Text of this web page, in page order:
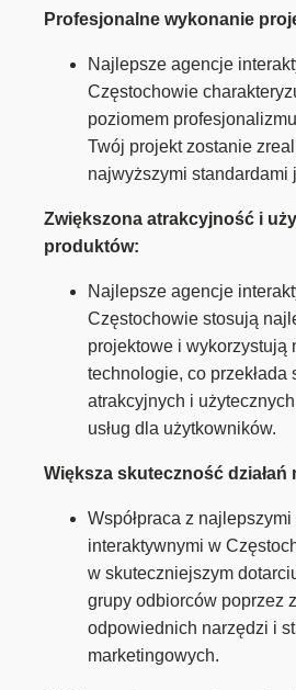
Profesjonalne wykonanie
Najlepsze agencje
Częstochowie
poziomem
Twój projekt zostanie
najwyższymi standardami
Zwiększona atrakcyjność i
produktów:
Najlepsze agencje
Częstochowie stosują
projektowe i wykorzystują
technologie, co przekłada
atrakcyjnych i
usług dla użytkowników.
Większa skuteczność
Współpraca z
interaktywnymi w
w skuteczniejszym
grupy odbiorców poprzez
odpowiednich narzędzi i
marketingowych.